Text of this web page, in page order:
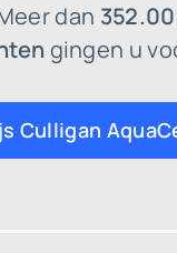
dan
gingen u
Culligan